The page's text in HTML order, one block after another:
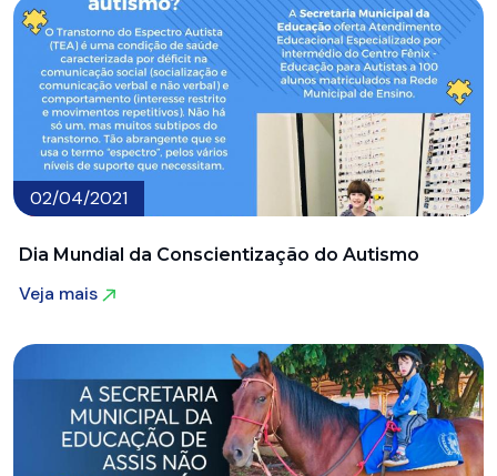
02/04/2021
Dia Mundial da Conscientização do Autismo
Veja mais